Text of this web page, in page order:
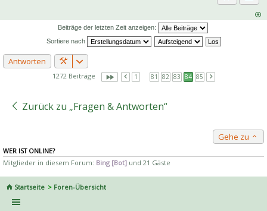
Zitat
Beiträge der letzten Zeit anzeigen:
Sortiere nach
Antworten
1272 Beiträge 1 81 82 83 84 85
Zurück zu „Fragen & Antworten“
Gehe zu
WER IST ONLINE?
Mitglieder in diesem Forum: Bing [Bot] und 21 Gäste
Startseite Foren-Übersicht